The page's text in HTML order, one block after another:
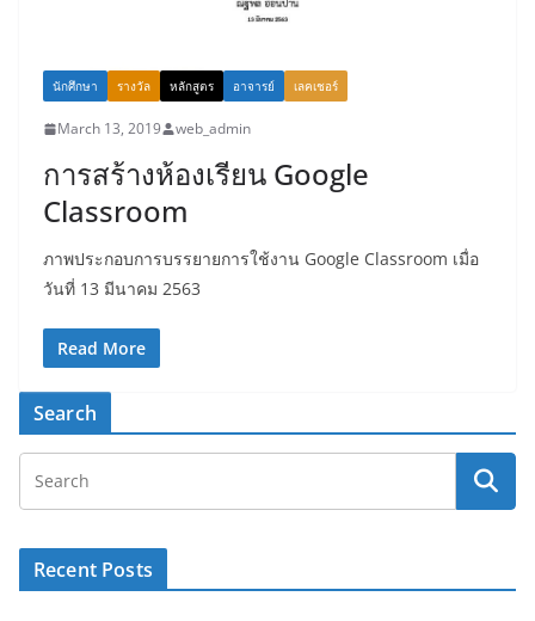
นักศึกษา รางวัล หลักสูตร อาจารย์ เลคเชอร์
March 13, 2019 web_admin
การสร้างห้องเรียน Google
Classroom
ภาพประกอบการบรรยายการใช้งาน Google Classroom เมื่อ
วันที่ 13 มีนาคม 2563
Read More
Search
Recent Posts